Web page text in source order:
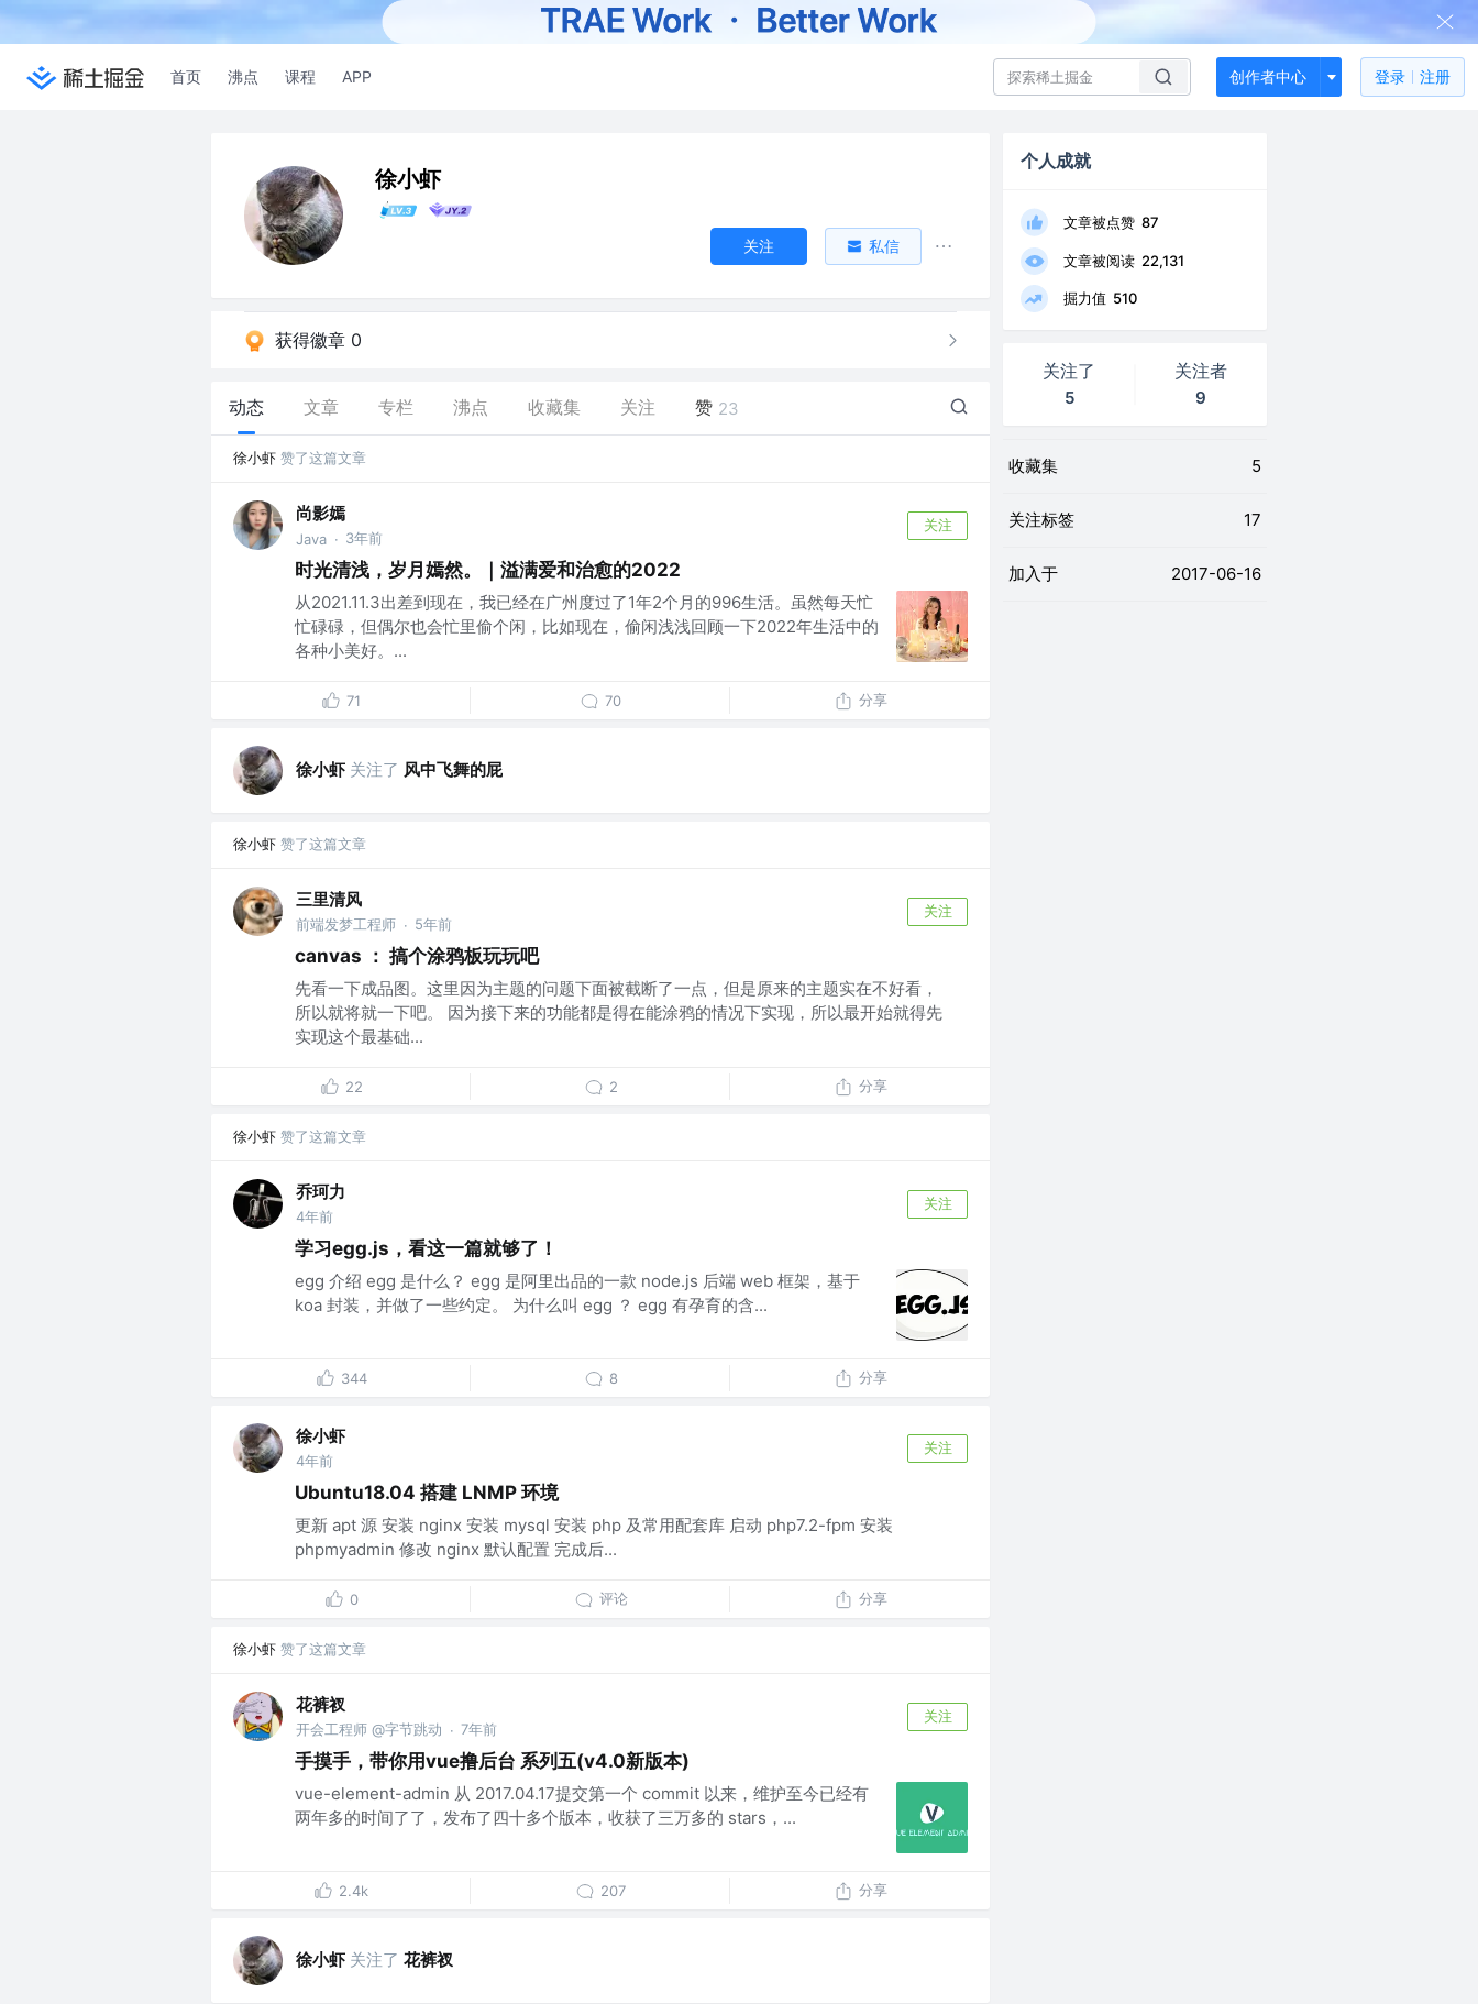
首页 沸点 课程 APP 创作者中心 登录 注册
徐小虾
关注 私信
获得徽章 0
动态 文章 专栏 沸点 收藏集 关注 赞 23
徐小虾 赞了这篇文章
尚影嫣
Java · 3年前
关注
时光清浅，岁月嫣然。｜溢满爱和治愈的2022
从2021.11.3出差到现在，我已经在广州度过了1年2个月的996生活。虽然每天忙
忙碌碌，但偶尔也会忙里偷个闲，比如现在，偷闲浅浅回顾一下2022年生活中的
各种小美好。...
71 70 分享
徐小虾 关注了 风中飞舞的屁
徐小虾 赞了这篇文章
三里清风
前端发梦工程师 · 5年前
关注
canvas ： 搞个涂鸦板玩玩吧
先看一下成品图。这里因为主题的问题下面被截断了一点，但是原来的主题实在不好看，
所以就将就一下吧。 因为接下来的功能都是得在能涂鸦的情况下实现，所以最开始就得先
实现这个最基础...
22 2 分享
徐小虾 赞了这篇文章
乔珂力
4年前
关注
学习egg.js，看这一篇就够了！
egg 介绍 egg 是什么？ egg 是阿里出品的一款 node.js 后端 web 框架，基于
koa 封装，并做了一些约定。 为什么叫 egg ？ egg 有孕育的含...
344 8 分享
徐小虾
4年前
关注
Ubuntu18.04 搭建 LNMP 环境
更新 apt 源 安装 nginx 安装 mysql 安装 php 及常用配套库 启动 php7.2-fpm 安装
phpmyadmin 修改 nginx 默认配置 完成后...
0 评论 分享
徐小虾 赞了这篇文章
花裤衩
开会工程师 @字节跳动 · 7年前
关注
手摸手，带你用vue撸后台 系列五(v4.0新版本)
vue-element-admin 从 2017.04.17提交第一个 commit 以来，维护至今已经有
两年多的时间了了，发布了四十多个版本，收获了三万多的 stars，...
2.4k 207 分享
徐小虾 关注了 花裤衩
个人成就
文章被点赞 87
文章被阅读 22,131
掘力值 510
关注了
5
关注者
9
收藏集 5
关注标签 17
加入于 2017-06-16